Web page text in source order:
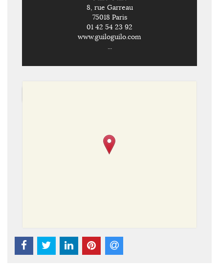
8, rue Garreau
75018 Paris
01 42 54 23 92
www.guiloguilo.com
...